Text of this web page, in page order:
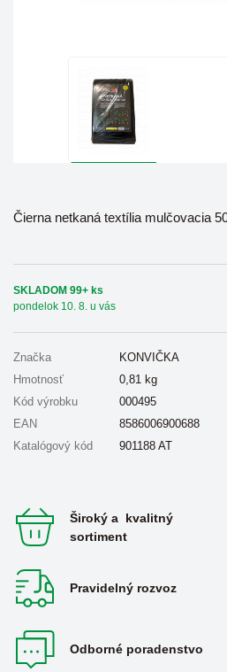
Čierna netkaná textília mulčovacia
SKLADOM 99+ ks
pondelok 10. 8. u vás
Značka
KONVIČKA
Hmotnosť
0,81 kg
Kód výrobku
000495
EAN
8586006900688
Katalógový kód
901188 AT
Široký a kvalitný
sortiment
Pravidelný rozvoz
Odborné poradenstvo